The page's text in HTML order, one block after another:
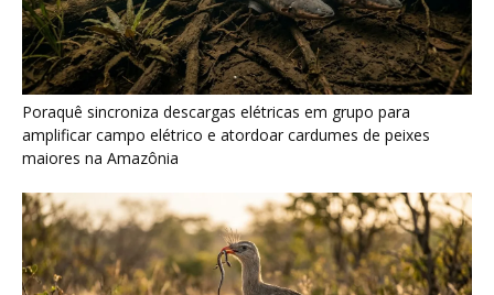
Seriema combina corridas em alta velocidade e arremessos
contra rochas para imobilizar serpentes peçonhentas no
cerrado